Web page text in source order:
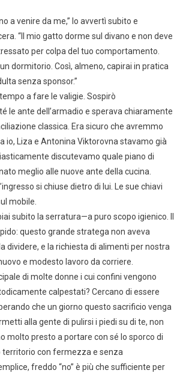
a venire da me,” lo avvertì subito e
“Il mio gatto dorme sul divano e non deve
per colpa del tuo comportamento.
dormitorio. Così, almeno, capirai in pratica
senza sponsor.”
a fare le valigie. Sospirò
le ante dell’armadio e sperava chiaramente
classica. Era sicuro che avremmo
io, Liza e Antonina Viktorovna stavamo già
discutevamo quale piano di
meglio alle nuove ante della cucina.
si chiuse dietro di lui. Le sue chiavi
mobile.
subito la serratura—a puro scopo igienico. Il
questo grande stratega non aveva
dividere, e la richiesta di alimenti per nostra
e modesto lavoro da corriere.
di molte donne i cui confini vengono
calpestati? Cercano di essere
che un giorno questo sacrificio venga
alla gente di pulirsi i piedi su di te, non
molto presto a portare con sé lo sporco di
territorio con fermezza e senza
freddo “no” è più che sufficiente per